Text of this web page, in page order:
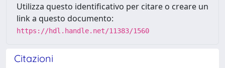
Utilizza questo identificativo per citare o creare un
link a questo documento:
https://hdl.handle.net/11383/1560
Citazioni